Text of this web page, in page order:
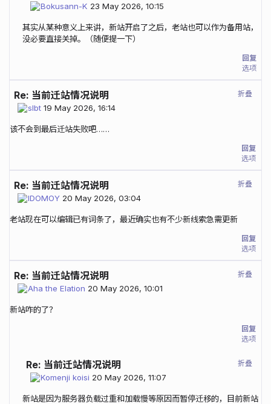
Bokusann-K 23 May 2026, 10:15
其实从某种意义上来讲，新站开启了之后，老站也可以作为备用站，
没必要直接关掉。（随便提一下）
回复
选项
折叠
Re: 当前迁站情况说明
slbt 19 May 2026, 16:14
该不会到最后迁站失败吧……
回复
选项
折叠
Re: 当前迁站情况说明
IDOMOY 20 May 2026, 03:04
老站现在可以编辑已有词条了，最近确实也有不少新线索急需更新
回复
选项
折叠
Re: 当前迁站情况说明
Aha the Elation 20 May 2026, 10:01
新站咋的了？
回复
选项
折叠
Re: 当前迁站情况说明
Komenji koisi 20 May 2026, 11:07
新站是因为服务器负载过重和加载慢等原因而暂停迁移的，目前新站